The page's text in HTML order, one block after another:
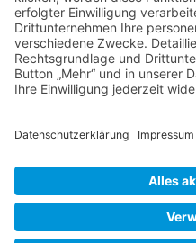
Liebe Leser! Ihr könnt
informieren lassen,
Wurzerlsgarten
diesem Link und gebt
11. November 2020